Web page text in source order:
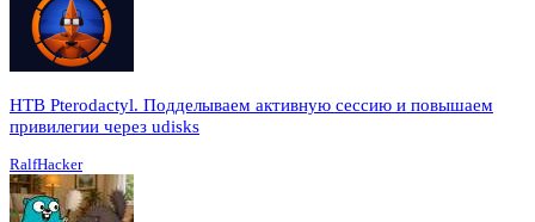
HTB Pterodactyl. Подделываем активную сессию и повышаем
привилегии через udisks
RalfHacker